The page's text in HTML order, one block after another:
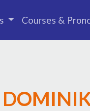
Courses &